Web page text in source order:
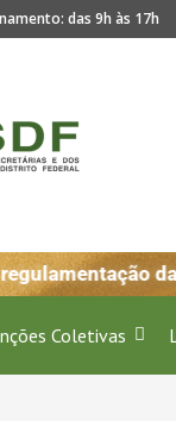
das 9h às 17h
Coletivas